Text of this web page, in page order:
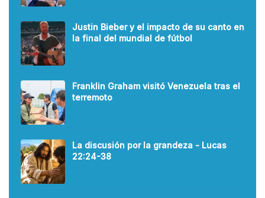
Justin Bieber y el impacto de su canto en
la final del mundial de fútbol
Franklin Graham visitó Venezuela tras el
terremoto
La discusión por la grandeza - Lucas
22:24-38